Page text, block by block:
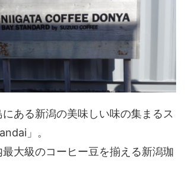
ある新潟の美味しい味の集まるス
」。
大級のコーヒー豆を揃える新潟珈